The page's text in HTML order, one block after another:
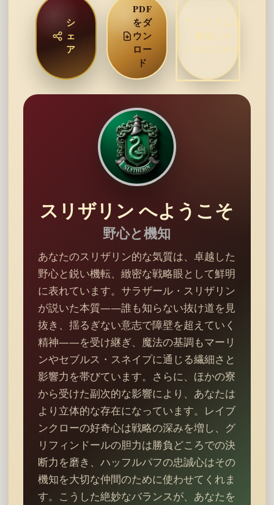
シ
ェ
ア
PDF
をダ
ウン
ロー
ド
プレミアムを
解放 (50
GALLEONS)
スリザリン へようこそ
野心と機知
あなたのスリザリン的な気質は、卓越した
野心と鋭い機転、緻密な戦略眼として鮮明
に表れています。サラザール・スリザリン
が説いた本質――誰も知らない抜け道を見
抜き、揺るぎない意志で障壁を超えていく
精神――を受け継ぎ、魔法の基調もマーリ
ンやセブルス・スネイプに通じる繊細さと
影響力を帯びています。さらに、ほかの寮
から受けた副次的な影響により、あなたは
より立体的な存在になっています。レイブ
ンクローの好奇心は戦略の深みを増し、グ
リフィンドールの胆力は勝負どころでの決
断力を磨き、ハッフルパフの忠誠心はその
機知を大切な仲間のために使わせてくれま
す。こうした絶妙なバランスが、あなたを